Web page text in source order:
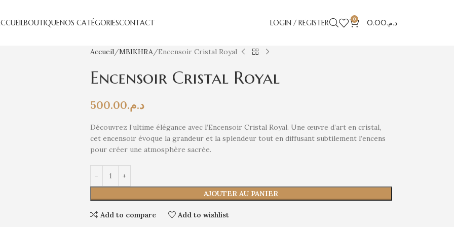
BOUTIQUENOS CATÉGORIESCONTACT LOGIN / REGISTER 0 د.م.0.00
Accueil MBIKHRA Encensoir Cristal Royal
Encensoir Cristal Royal
د.م.500.00
Découvrez l’ultime élégance avec l’Encensoir Cristal Royal. Une œuvre d’art en cristal,
cet encensoir évoque la grandeur et la splendeur tout en diffusant subtilement l’encens
pour créer une atmosphère sacrée.
AJOUTER AU PANIER
Add to compare Add to wishlist